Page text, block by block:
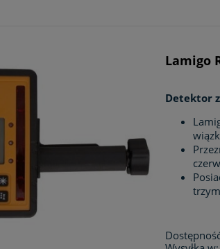
Lamigo
Detektor